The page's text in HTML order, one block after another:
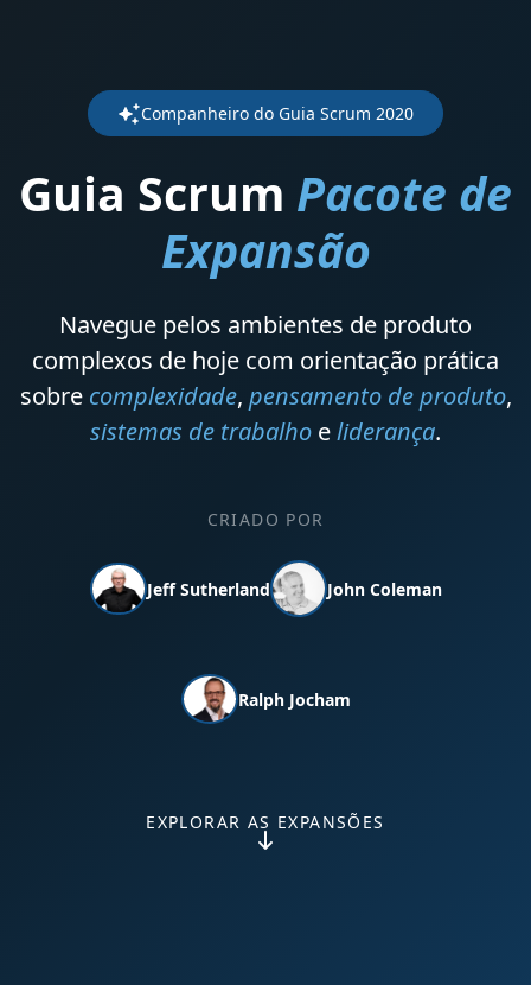
Companheiro do Guia Scrum 2020
Guia Scrum Pacote de
Expansão
Navegue pelos ambientes de produto
complexos de hoje com orientação prática
sobre complexidade, pensamento de produto,
sistemas de trabalho eliderança.
CRIADO POR
Jeff Sutherland John Coleman
Ralph Jocham
EXPLORAR AS EXPANSÕES